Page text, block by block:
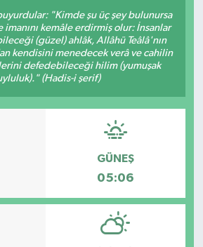
"Kimde şu üç şey bulunursa
imanını kemâle erdirmiş olur: İnsanlar
(güzel) ahlâk, Allâhü Teâlâ'nın
kendisini menedecek verâ ve cahilin
defedebileceği hilim (yumuşak
(Hadis-i şerif)
GÜNEŞ
05:06